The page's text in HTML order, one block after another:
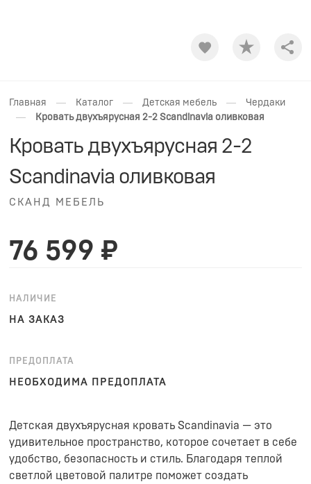
Главная — Каталог — Детская мебель — Чердаки
— Кровать двухъярусная 2-2 Scandinavia оливковая
Кровать двухъярусная 2-2
Scandinavia оливковая
СКАНД МЕБЕЛЬ
76 599 ₽
НАЛИЧИЕ
НА ЗАКАЗ
ПРЕДОПЛАТА
НЕОБХОДИМА ПРЕДОПЛАТА
Детская двухъярусная кровать Scandinavia — это
удивительное пространство, которое сочетает в себе
удобство, безопасность и стиль. Благодаря теплой
светлой цветовой палитре поможет создать